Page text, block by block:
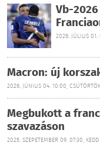
Vb-
2026. JÚLIUS 01.
Macron: új
2026. JÚNIUS 04. 10:00,
Megbukott a
szavazáson
2025. SZEPETEMBER 09. 07:30,